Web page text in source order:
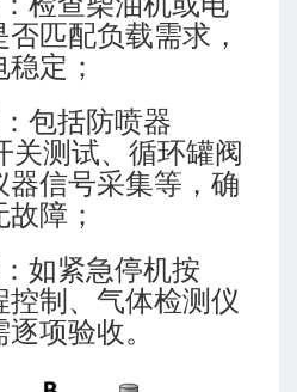
匹配负载需求，
定；
包括防喷器
关测试、循环罐阀
器信号采集等，确
障；
如紧急停机按
制、气体检测仪
项验收。